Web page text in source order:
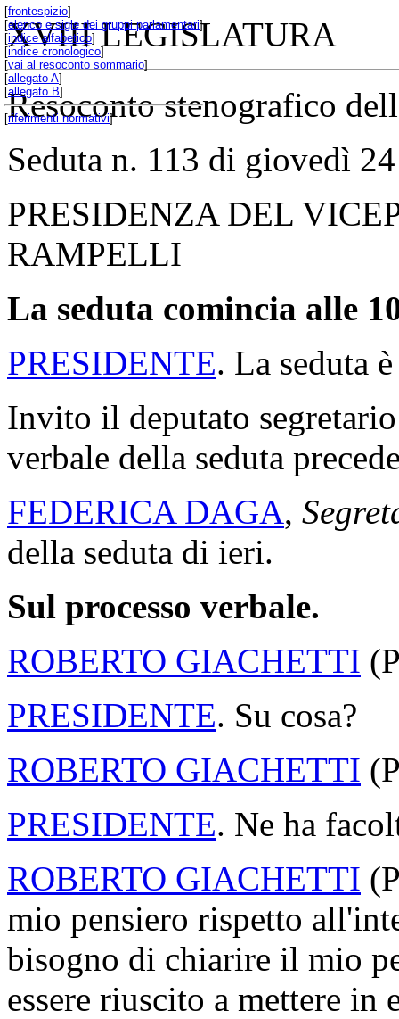
XVIII LEGISLATURA
Resoconto stenografico
Seduta n. 113 di giovedì
[frontespizio]
[elenco e sigle dei gruppi parlamentari]
[indice alfabetico]
[indice cronologico]
[vai al resoconto sommario]
[allegato A]
[allegato B]
[riferimenti normativi]
PRESIDENZA DEL
RAMPELLI
La seduta comincia alle
PRESIDENTE. La seduta
Invito il deputato
verbale della seduta
FEDERICA DAGA,
della seduta di ieri.
Sul processo verbale.
ROBERTO GIACHETTI (
PRESIDENTE. Su cosa?
ROBERTO GIACHETTI (
PRESIDENTE. Ne ha
ROBERTO GIACHETTI (
mio pensiero rispetto
bisogno di chiarire il mio
essere riuscito a mettere